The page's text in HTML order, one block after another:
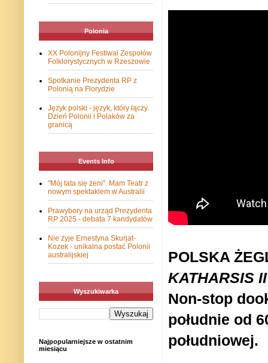
POLSKA
KATHARSIS II
Non-stop
południe od
południowej.
Polonia
XX Polonijny Festiwal Zespołów
Folklorystycznych w Rzeszowie
Spotkanie Prezydenta RP z
Polonią na Florydzie
Język polski - język, który łączy.
Dzień Polonii i Polaków za
granicą
Events Info
"Mój tata się żeni". Mam Teatr z
nowym spektaklem w Australii
Prawybory na urząd Prezydenta
RP 2025 - debata 7 kandydatów
Nie żyje Ernestyna Skurjat-
Kozek - unikalna postać Polonii
australijskiej
Wyszukiwarka
Najpopularniejsze w ostatnim
miesiącu